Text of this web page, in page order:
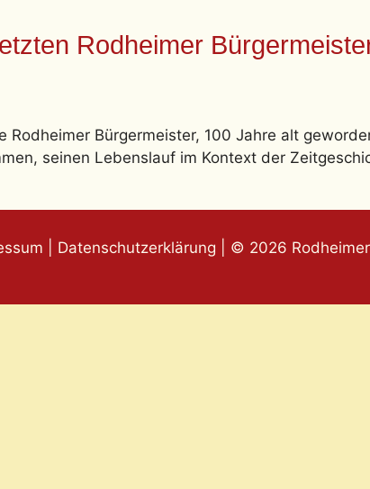
Rodheimer
Bürgermeister, 100 Jahre alt
seinen Lebenslauf im Kontext der
Datenschutzerklärung | © 2026